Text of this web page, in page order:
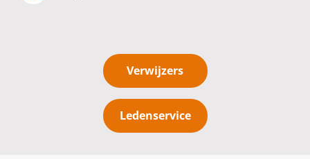
Verwijzers
Ledenservice